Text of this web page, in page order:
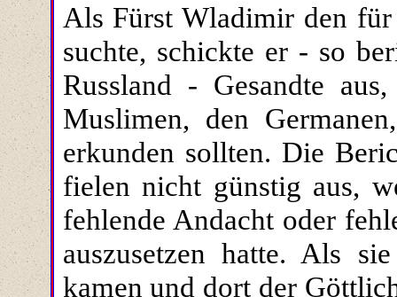
Als Fürst Wladimir den für
suchte, schickte er - so
Russland - Gesandte
Muslimen, den
erkunden sollten. Die
fielen nicht günstig aus,
fehlende Andacht oder
auszusetzen hatte. Als
kamen und dort der